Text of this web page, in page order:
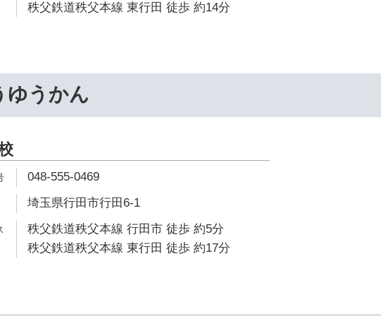
秩父鉄道秩父本線 東行田 徒歩 約14分
ゆうかん
048-555-0469
埼玉県行田市行田6-1
秩父鉄道秩父本線 行田市 徒歩 約5分
秩父鉄道秩父本線 東行田 徒歩 約17分